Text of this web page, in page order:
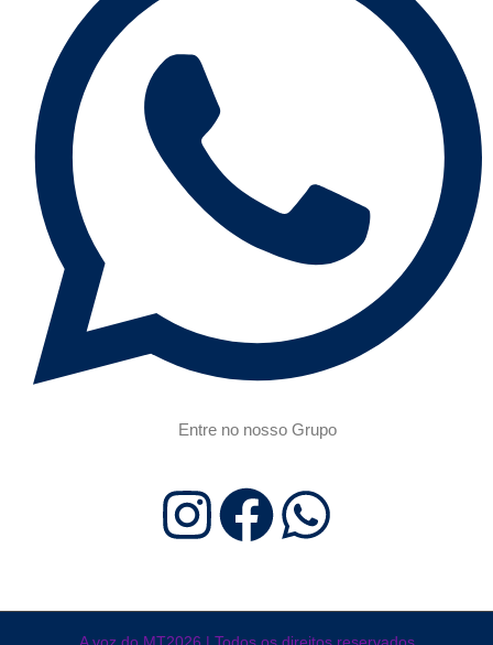
Entre no nosso Grupo
A voz do MT2026 | Todos os direitos reservados